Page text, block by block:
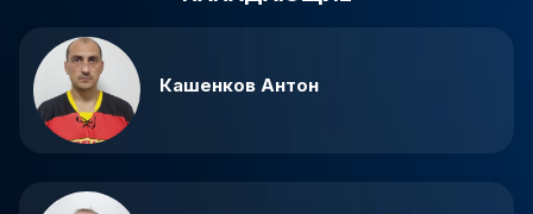
Кашенков Антон